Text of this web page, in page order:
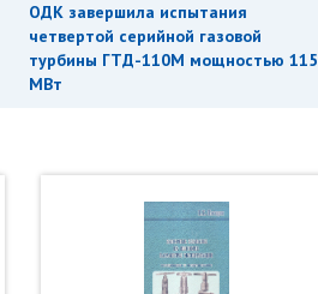
ОДК завершила испытания
четвертой серийной газовой
турбины ГТД-110М мощностью 115
МВт